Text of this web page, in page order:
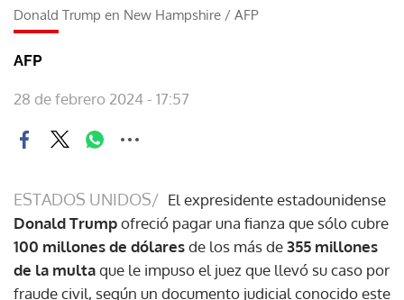
Donald Trump en New Hampshire / AFP
AFP
28 de febrero 2024 - 17:57
ESTADOS UNIDOS/ El expresidente estadounidense
Donald Trumpofreció pagar una fianza que sólo cubre
100 millones de dólaresde los más de355 millones
de la multaque le impuso el juez que llevó su caso por
fraude civil, según un documento judicial conocido este